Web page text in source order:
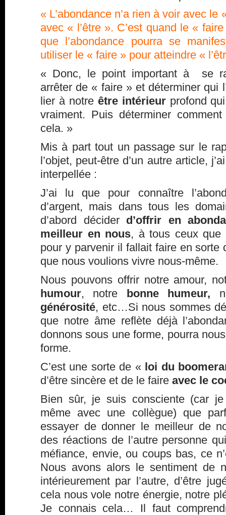
« L’abondance n’a rien à voir avec
avec « l’être ». C’est quand le «
que l’abondance pourra se
utiliser le « faire » pour atteindre «
« Donc, le point important à se
arrêter de « faire » et déterminer qui
lier à notre être intérieurprofond
vraiment. Puis déterminer
cela. »
Mis à part tout un passage sur le
l’objet, peut-être d’un autre article,
interpellée :
J’ai lu que pour connaître
d’argent, mais dans tous les
d’abord décider d’offrir en
meilleur en nous, à tous ceux que
pour y parvenir il fallait faire en sorte
que nous voulions vivre nous-même.
Nous pouvons offrir notre amour,
humour, notre bonne humeur,
générosité, etc…Si nous sommes
que notre âme reflète déjà
donnons sous une forme, pourra
forme.
C’est une sorte de « loi du
d’être sincère et de le faire avec le
Bien sûr, je suis consciente (car
même avec une collègue) que
essayer de donner le meilleur de
des réactions de l’autre personne
méfiance, envie, ou coups bas, ce
Nous avons alors le sentiment de
intérieurement par l’autre, d’être
cela nous vole notre énergie, notre
Je connais cela… Il faut